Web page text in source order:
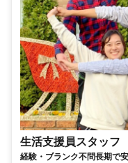
生活支援員スタッフ
経験・ブランク不問長期で